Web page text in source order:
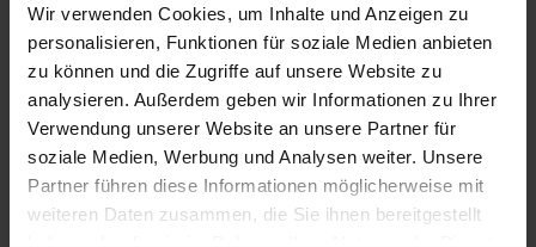
Wir verwenden Cookies, um Inhalte und Anzeigen zu
personalisieren, Funktionen für soziale Medien anbieten
zu können und die Zugriffe auf unsere Website zu
analysieren. Außerdem geben wir Informationen zu Ihrer
Verwendung unserer Website an unsere Partner für
soziale Medien, Werbung und Analysen weiter. Unsere
Partner führen diese Informationen möglicherweise mit
weiteren Daten zusammen, die Sie ihnen bereitgestellt
haben oder die sie im Rahmen Ihrer Nutzung der Dienste
Hurtigt overblik
Brochure - Din partner til vådrums løsninger